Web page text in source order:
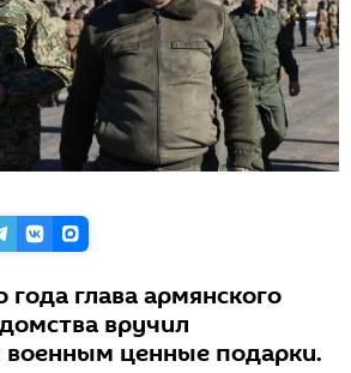
года глава армянского
вручил
ценные подарки.